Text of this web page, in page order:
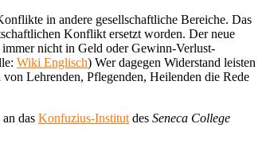
in andere gesellschaftliche Bereiche. Das
Konflikt ersetzt worden. Der neue
immer nicht in Geld oder Gewinn-Verlust-
Wiki Englisch) Wer dagegen Widerstand leisten
Lehrenden, Pflegenden, Heilenden die Rede
das Konfuzius-Institut des Seneca College